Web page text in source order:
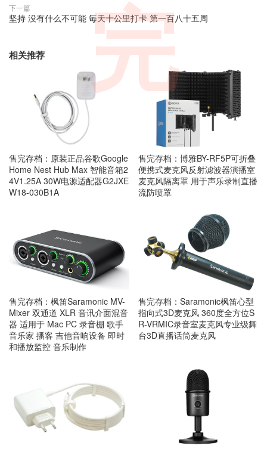
下一篇
坚持 没有什么不可能 毎天十公里打卡 第一百八十五周
相关推荐
售完存档：原装正品谷歌Google
Home Nest Hub Max 智能音箱2
4V1.25A 30W电源适配器G2JXE
W18-030B1A
售完存档：博雅BY-RF5P可折叠
便携式麦克风反射滤波器演播室
麦克风隔离罩 用于声乐录制直播
流防喷罩
售完存档：枫笛Saramonic MV-
Mixer 双通道 XLR 音讯介面混音
器 适用于 Mac PC 录音棚 歌手
音乐家 播客 吉他音响设备 即时
和播放监控 音乐制作
售完存档：Saramonic枫笛心型
指向式3D麦克风 360度全方位S
R-VRMIC录音室麦克风专业级舞
台3D直播话筒麦克风
完